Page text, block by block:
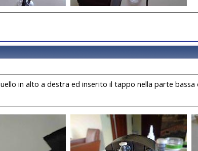
in alto a destra ed inserito il tappo nella parte